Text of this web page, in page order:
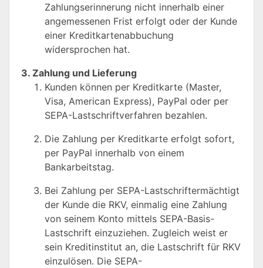
Zahlungserinnerung nicht innerhalb einer
angemessenen Frist erfolgt oder der Kunde
einer Kreditkartenabbuchung
widersprochen hat.
3. Zahlung und Lieferung
Kunden können per Kreditkarte (Master,
Visa, American Express), PayPal oder per
SEPA-Lastschriftverfahren bezahlen.
Die Zahlung per Kreditkarte erfolgt sofort,
per PayPal innerhalb von einem
Bankarbeitstag.
Bei Zahlung per SEPA-Lastschriftermächtigt
der Kunde die RKV, einmalig eine Zahlung
von seinem Konto mittels SEPA-Basis-
Lastschrift einzuziehen. Zugleich weist er
sein Kreditinstitut an, die Lastschrift für RKV
einzulösen. Die SEPA-